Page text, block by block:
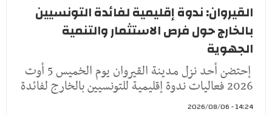
القيروان: ندوة إقليمية لفائدة التونسيين
بالخارج حول فرص الاستثمار والتنمية
الجهوية
إحتضن أحد نزل مدينة القيروان يوم الخميس 5 أوت
2026 فعاليات ندوة إقليمية للتونسيين بالخارج لفائدة
14:24 - 2026/08/06